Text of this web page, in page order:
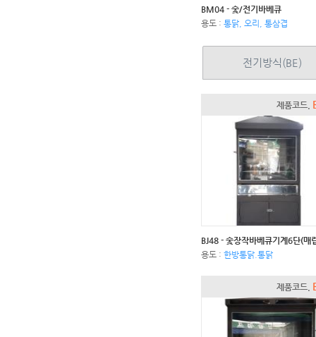
BM04 - 숯/전기바베큐
용도 : 통닭, 오리, 통삼겹
전기방식(BE)
제품코드.
BJ48 - 숯장작바베큐기계6단(매
용도 : 한방통닭.통닭
제품코드.